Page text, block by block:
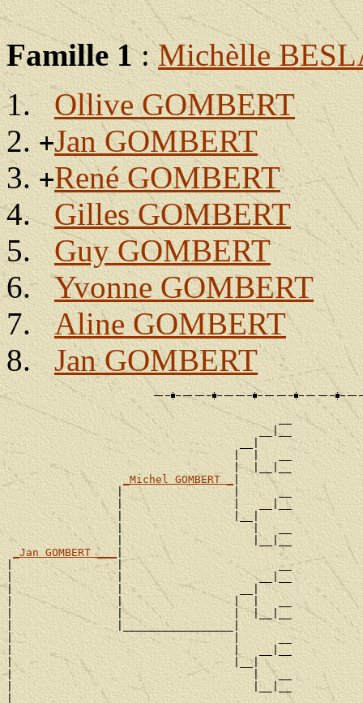
Famille 1:Michèlle
Ollive GOMBERT
+Jan GOMBERT
+René GOMBERT
Gilles GOMBERT
Guy GOMBERT
Yvonne GOMBERT
Aline GOMBERT
Jan GOMBERT
                                          __
                                       __|__
                                    __|
                                   |  |   __
                                   |  |__|__
_Michel GOMBERT _|
                 |                 |      __
                 |                 |   __|__
                 |                 |__|
                 |                    |   __
                 |                    |__|__
_Jan GOMBERT ___ |
|                |                        __
|                |                     __|__
|                |                  __|
|                |                 |  |   __
|                |                 |  |__|__
|                |_________________|
|                                  |      __
|                                  |   __|__
|                                  |__|
|                                     |   __
|                                     |__|__